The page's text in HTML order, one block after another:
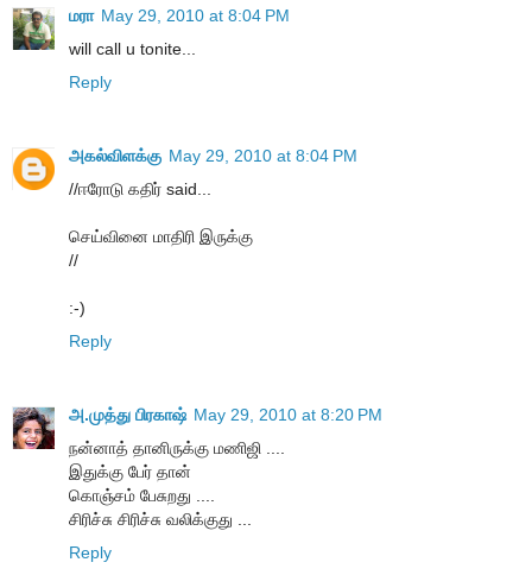
மரா May 29, 2010 at 8:04 PM
will call u tonite...
Reply
அகல்விளக்கு May 29, 2010 at 8:04 PM
//ஈரோடு கதிர் said...
செய்வினை மாதிரி இருக்கு
//
:-)
Reply
அ.முத்து பிரகாஷ் May 29, 2010 at 8:20 PM
நன்னாத் தானிருக்கு மணிஜி ....
இதுக்கு பேர் தான்
கொஞ்சம் பேசுறது ....
சிரிச்சு சிரிச்சு வலிக்குது ...
Reply